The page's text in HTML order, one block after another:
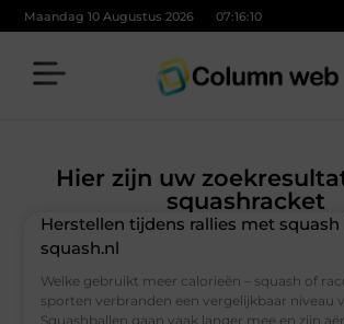
Maandag 10 Augustus 2026 07:16:10
Hier zijn uw
squashracket
Herstellen tijdens rallies met squash
squash.nl
Welke gebruikt meer calorieën – squash of
sporten verbranden een vergelijkbaar niveau
Squashballen gaan vaak langer mee en zijn